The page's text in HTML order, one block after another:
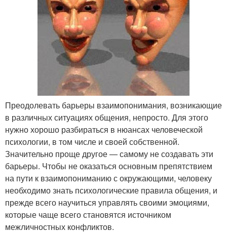
Преодолевать барьеры взаимопонимания, возникающие
в различных ситуациях общения, непросто. Для этого
нужно хорошо разбираться в нюансах человеческой
психологии, в том числе и своей собственной.
Значительно проще другое — самому не создавать эти
барьеры. Чтобы не оказаться основным препятствием
на пути к взаимопониманию с окружающими, человеку
необходимо знать психологические правила общения, и
прежде всего научиться управлять своими эмоциями,
которые чаще всего становятся источником
межличностных конфликтов.